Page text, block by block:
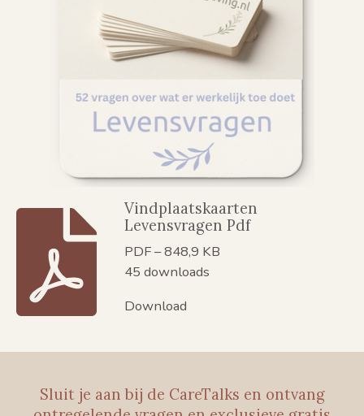
Vindplaatskaarten
Levensvragen Pdf
PDF – 848,9 KB
45 downloads
Download
Sluit je aan bij de CareTalks en ontvang